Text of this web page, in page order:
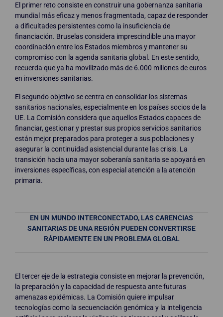
El primer reto consiste en construir una gobernanza sanitaria
mundial más eficaz y menos fragmentada, capaz de responder
a dificultades persistentes como la insuficiencia de
financiación. Bruselas considera imprescindible una mayor
coordinación entre los Estados miembros y mantener su
compromiso con la agenda sanitaria global. En este sentido,
recuerda que ya ha movilizado más de 6.000 millones de euros
en inversiones sanitarias.
El segundo objetivo se centra en consolidar los sistemas
sanitarios nacionales, especialmente en los países socios de la
UE. La Comisión considera que aquellos Estados capaces de
financiar, gestionar y prestar sus propios servicios sanitarios
están mejor preparados para proteger a sus poblaciones y
asegurar la continuidad asistencial durante las crisis. La
transición hacia una mayor soberanía sanitaria se apoyará en
inversiones específicas, con especial atención a la atención
primaria.
EN UN MUNDO INTERCONECTADO, LAS CARENCIAS
SANITARIAS DE UNA REGIÓN PUEDEN CONVERTIRSE
RÁPIDAMENTE EN UN PROBLEMA GLOBAL
El tercer eje de la estrategia consiste en mejorar la prevención,
la preparación y la capacidad de respuesta ante futuras
amenazas epidémicas. La Comisión quiere impulsar
tecnologías como la secuenciación genómica y la inteligencia